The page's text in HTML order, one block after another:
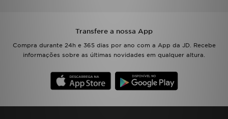
Transfere a nossa App
Compra durante 24h e 365 dias por ano com a App da JD. Recebe
informações sobre as últimas novidades em qualquer altura.